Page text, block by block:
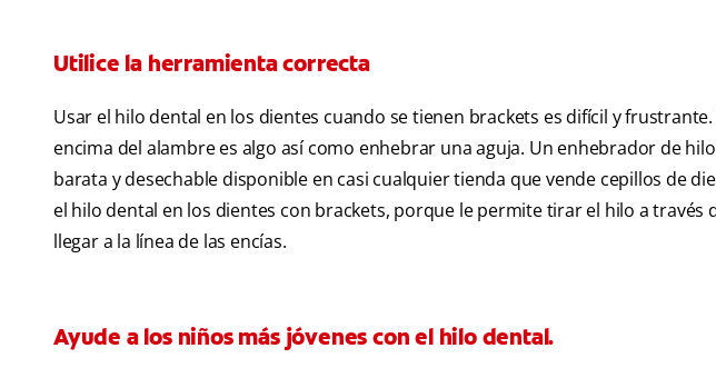
Utilice la herramienta correcta
Usar el hilo dental en los dientes cuando se tienen brackets es difícil y
encima del alambre es algo así como enhebrar una aguja. Un enhebrador de
barata y desechable disponible en casi cualquier tienda que vende cepillos de
el hilo dental en los dientes con brackets, porque le permite tirar el hilo a través
llegar a la línea de las encías.
Ayude a los niños más jóvenes con el hilo dental.